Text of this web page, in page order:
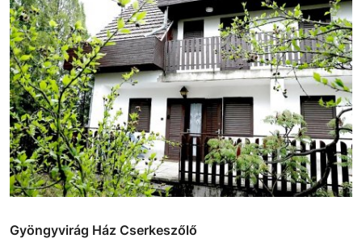
Gyöngyvirág Ház Cserkeszőlő